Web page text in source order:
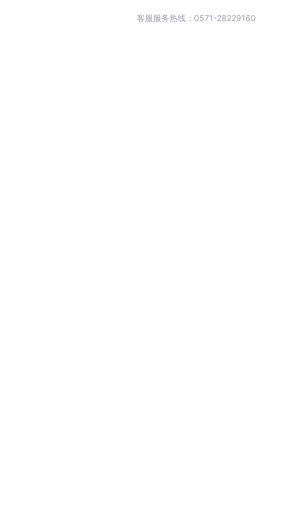
客服服务热线：0571-28229160